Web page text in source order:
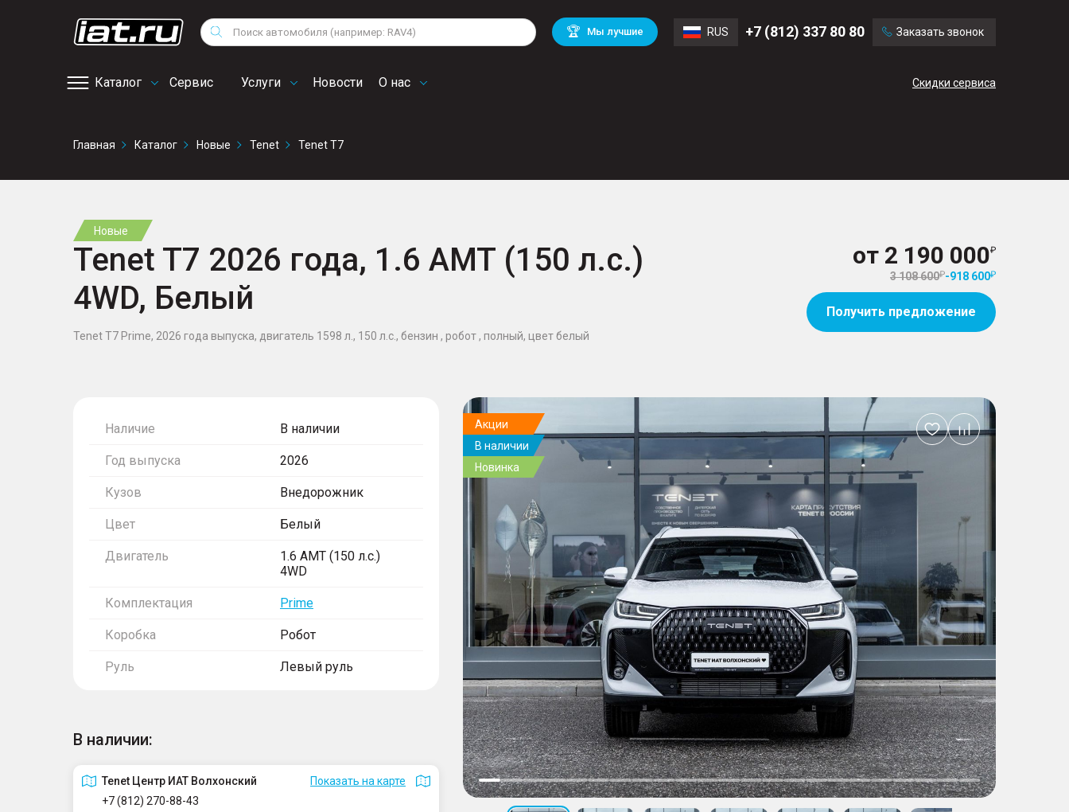
Поиск 🏆 Мы лучшие RUS +7 (812) 337 80 80 Заказать звонок
Каталог Сервис
сервис
Услуги Новости О нас Скидки сервиса
Снегоходы
Квадроциклы
Volkswagen
Mitsubishi BMW
Audi
Chevrolet Volvo
Главная Каталог Новые Tenet Tenet T7
Новые
Tenet T7 2026 года, 1.6 AMT (150 л.с.)
4WD, Белый
Tenet T7 Prime, 2026 года выпуска, двигатель 1598 л., 150 л.с., бензин , робот , полный, цвет белый
от 2 190 000
3 108 600 -918 600
Получить предложение
Наличие В наличии
Год выпуска 2026
Кузов Внедорожник
Цвет Белый
Двигатель
1.6 AMT (150 л.с.)
4WD
Комплектация Prime
Коробка Робот
Руль Левый руль
В наличии:
Tenet Центр ИАТ Волхонский
Показать на карте
+7 (812) 270-88-43
Акции
В наличии
Новинка
Добавить
в